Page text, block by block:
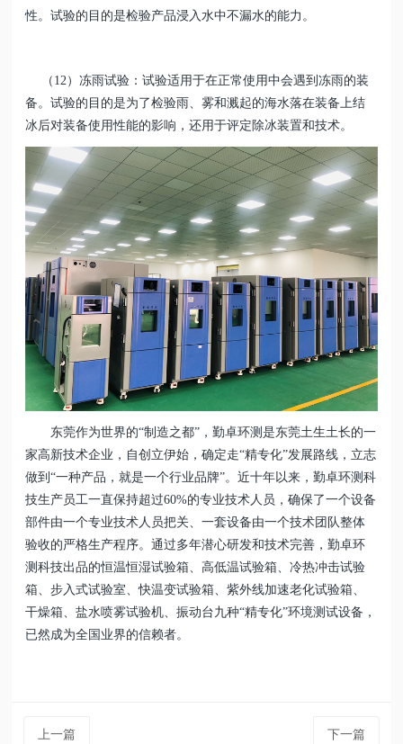
性。试验的目的是检验产品浸入水中不漏水的能力。
（12）冻雨试验：试验适用于在正常使用中会遇到冻雨的装
备。试验的目的是为了检验雨、雾和溅起的海水落在装备上结
冰后对装备使用性能的影响，还用于评定除冰装置和技术。
东莞作为世界的“制造之都”，勤卓环测是东莞土生土长的一
家高新技术企业，自创立伊始，确定走“精专化”发展路线，立志
做到“一种产品，就是一个行业品牌”。近十年以来，勤卓环测科
技生产员工一直保持超过60%的专业技术人员，确保了一个设备
部件由一个专业技术人员把关、一套设备由一个技术团队整体
验收的严格生产程序。通过多年潜心研发和技术完善，勤卓环
测科技出品的恒温恒湿试验箱、高低温试验箱、冷热冲击试验
箱、步入式试验室、快温变试验箱、紫外线加速老化试验箱、
干燥箱、盐水喷雾试验机、振动台九种“精专化”环境测试设备，
已然成为全国业界的信赖者。
上一篇 下一篇